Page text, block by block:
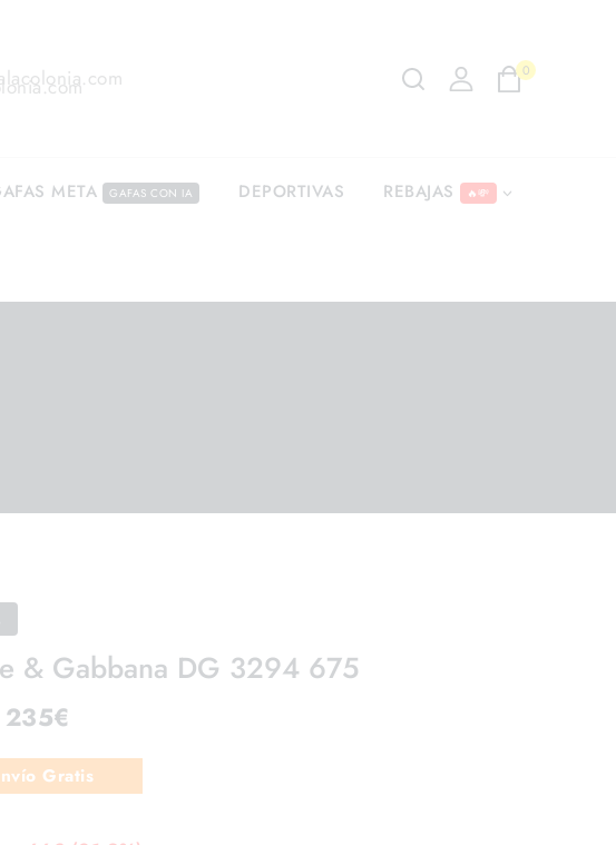
0
META GAFAS CON IA DEPORTIVAS REBAJAS 🔥💸
& Gabbana DG 3294 675
235€
Gratis